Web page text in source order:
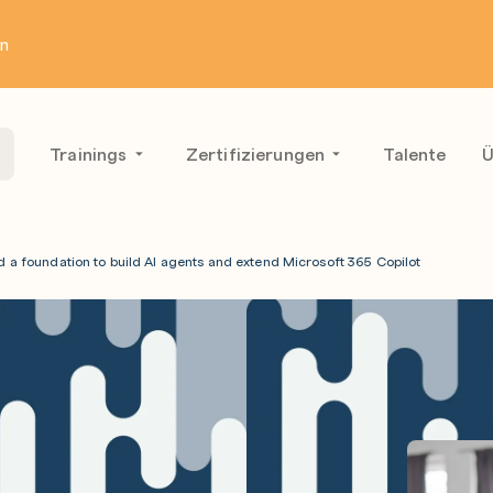
Trainings Zertifizierungen Talente
a foundation to build AI agents and extend Microsoft 365 Copilot